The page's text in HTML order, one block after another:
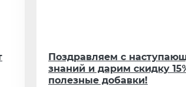
Поздравляем с
знаний и дарим скидку
полезные добавки!